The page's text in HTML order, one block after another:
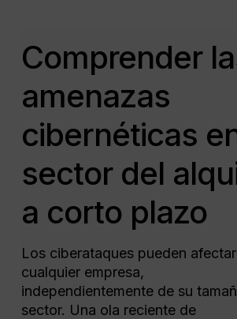
Comprender
amenazas
cibernéticas
sector del
a corto plazo
Los ciberataques pueden
cualquier empresa,
independientemente de su
sector. Una ola reciente de